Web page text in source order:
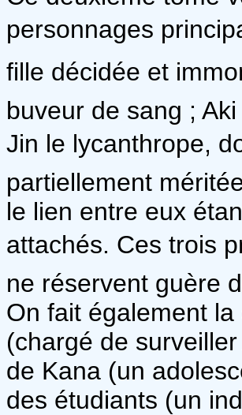
personnages
fille décidée et
buveur de sang ;
Jin le lycanthrope,
partiellement
le lien entre eux
attachés. Ces trois
ne réservent guère
On fait également
(chargé de
de Kana (un
des étudiants (un